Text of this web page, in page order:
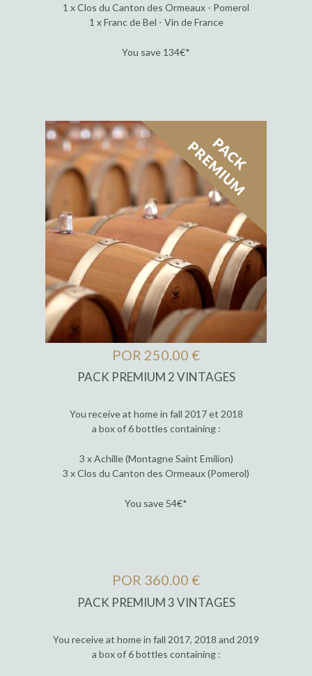
1 x Clos du Canton des Ormeaux - Pomerol
1 x Franc de Bel - Vin de France
You save 134€*
POR 250.00 €
PACK PREMIUM 2 VINTAGES
You receive at home in fall 2017 et 2018
a box of 6 bottles containing :
3 x Achille (Montagne Saint Emilion)
3 x Clos du Canton des Ormeaux (Pomerol)
You save 54€*
POR 360.00 €
PACK PREMIUM 3 VINTAGES
You receive at home in fall 2017, 2018 and 2019
a box of 6 bottles containing :